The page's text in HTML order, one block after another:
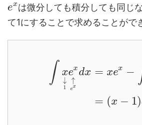
exは微分しても積分しても同じ
て1にすることで求めることがで
∫ x
↓
1
ex
↑
ex
dx = xex −
= (x − 1)